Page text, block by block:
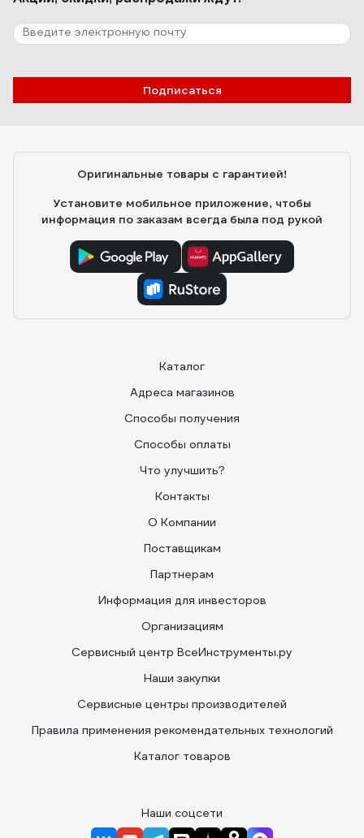
Подписаться
Оригинальные товары с гарантией!
Установите мобильное приложение, чтобы
информация по заказам всегда была под рукой
Каталог
Адреса магазинов
Способы получения
Способы оплаты
Что улучшить?
Контакты
О Компании
Поставщикам
Партнерам
Информация для инвесторов
Организациям
Сервисный центр ВсеИнструменты.ру
Наши закупки
Сервисные центры производителей
Правила применения рекомендательных технологий
Каталог товаров
Наши соцсети